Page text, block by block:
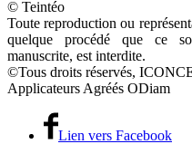
© Teintéo
Toute reproduction ou
quelque procédé que ce
manuscrite, est interdite.
©Tous droits réservés,
Applicateurs Agréés ODiam
Lien vers Facebook